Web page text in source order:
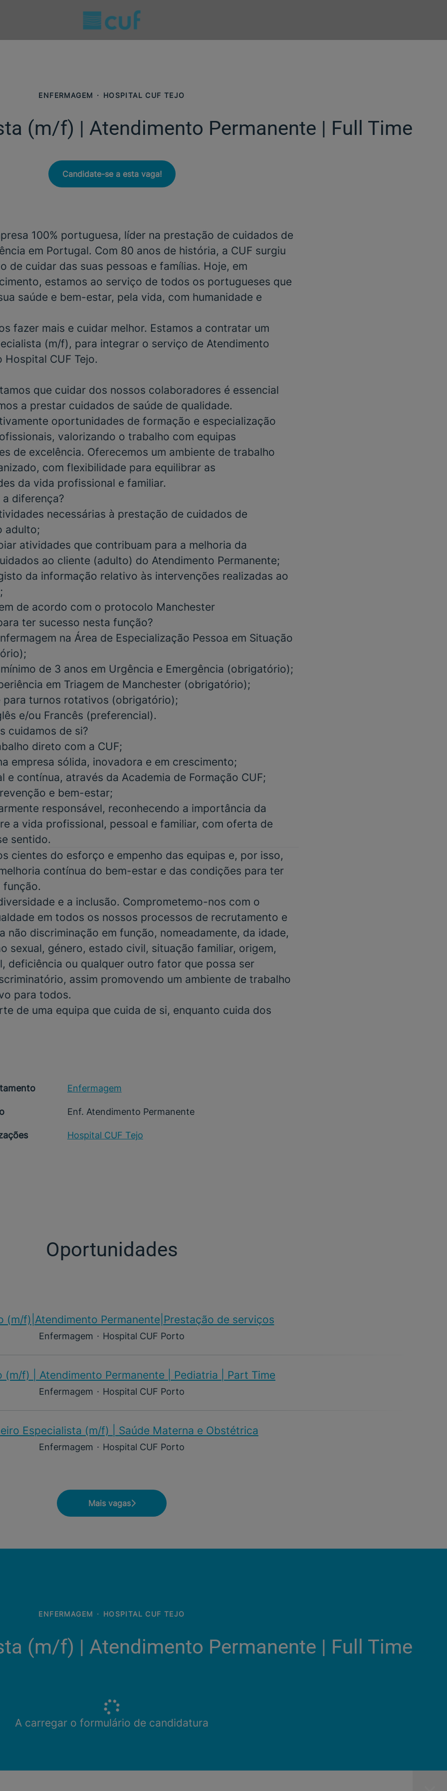
ENFERMAGEM · HOSPITAL CUF TEJO
(m/f)​ | Atendimento Permanente | Full Time
Candidate-se a esta vaga!
100% portuguesa, líder na prestação de cuidados de
em Portugal. Com 80 anos de história, a CUF surgiu
de cuidar das suas pessoas e famílias. Hoje, em
estamos ao serviço de todos os portugueses que
saúde e bem-estar, pela vida, com humanidade e
fazer mais e cuidar melhor. Estamos a contratar um
(m/f), para integrar o serviço de Atendimento
Hospital CUF Tejo.
que cuidar dos nossos colaboradores é essencial
a prestar cuidados de saúde de qualidade.
oportunidades de formação e especialização
valorizando o trabalho com equipas
de excelência. Oferecemos um ambiente de trabalho
com flexibilidade para equilibrar as
da vida profissional e familiar.
diferença?
necessárias à prestação de cuidados de
adulto;
atividades que contribuam para a melhoria da
ao cliente (adulto) do Atendimento Permanente;
da informação relativo às intervenções realizadas ao
de acordo com o protocolo Manchester
ter sucesso nesta função?
na Área de Especialização Pessoa em Situação
;
de 3 anos em Urgência e Emergência (obrigatório);
em Triagem de Manchester (obrigatório);
para turnos rotativos (obrigatório);
e/ou Francês (preferencial).
cuidamos de si?
direto com a CUF;
empresa sólida, inovadora e em crescimento;
e contínua, através da Academia de Formação CUF;
e bem-estar;
responsável, reconhecendo a importância da
a vida profissional, pessoal e familiar, com oferta de
sentido.
cientes do esforço e empenho das equipas e, por isso,
contínua do bem-estar e das condições para ter
função.
e a inclusão. Comprometemo-nos com o
em todos os nossos processos de recrutamento e
não discriminação em função, nomeadamente, da idade,
sexual, género, estado civil, situação familiar, origem,
deficiência ou qualquer outro fator que possa ser
assim promovendo um ambiente de trabalho
para todos.
de uma equipa que cuida de si, enquanto cuida dos
Enfermagem
Enf. Atendimento Permanente
Hospital CUF Tejo
Oportunidades
(m/f)​|Atendimento Permanente|Prestação de serviços
Enfermagem · Hospital CUF Porto
(m/f)​ | Atendimento Permanente | Pediatria | Part Time
Enfermagem · Hospital CUF Porto
Especialista (m/f)​ | Saúde Materna e Obstétrica
Enfermagem · Hospital CUF Porto
Mais vagas
ENFERMAGEM · HOSPITAL CUF TEJO
(m/f)​ | Atendimento Permanente | Full Time
A carregar o formulário de candidatura